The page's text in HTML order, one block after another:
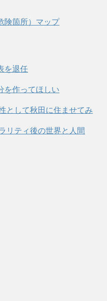
険箇所）マップ
を退任
を作ってほしい
として秋田に住ませてみ
リティ後の世界と人間